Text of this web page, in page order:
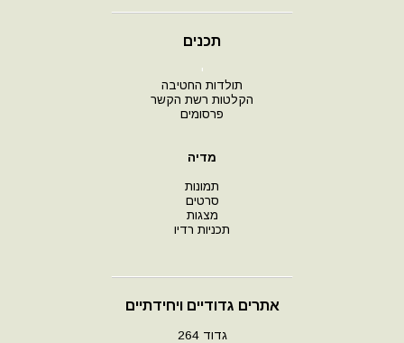
תכנים
י
תולדות החטיבה
הקלטות רשת הקשר
פרסומים
מדיה
תמונות
סרטים
מצגות
תכניות רדיו
אתרים גדודיים ויחידתיים
גדוד 264